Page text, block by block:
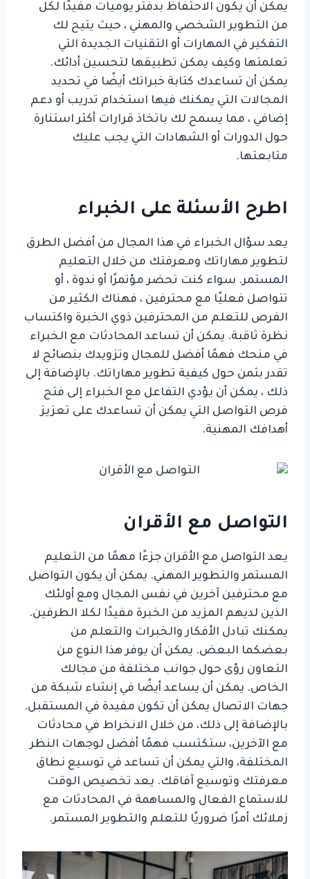
يمكن أن يكون الاحتفاظ بدفتر يوميات مفيدًا لكل
من التطوير الشخصي والمهني ، حيث يتيح لك
التفكير في المهارات أو التقنيات الجديدة التي
تعلمتها وكيف يمكن تطبيقها لتحسين أدائك.
يمكن أن تساعدك كتابة خبراتك أيضًا في تحديد
المجالات التي يمكنك فيها استخدام تدريب أو دعم
إضافي ، مما يسمح لك باتخاذ قرارات أكثر استنارة
حول الدورات أو الشهادات التي يجب عليك
متابعتها.
اطرح الأسئلة على الخبراء
يعد سؤال الخبراء في هذا المجال من أفضل الطرق
لتطوير مهاراتك ومعرفتك من خلال التعليم
المستمر. سواء كنت تحضر مؤتمرًا أو ندوة ، أو
تتواصل فعليًا مع محترفين ، فهناك الكثير من
الفرص للتعلم من المحترفين ذوي الخبرة واكتساب
نظرة ثاقبة. يمكن أن تساعد المحادثات مع الخبراء
في منحك فهمًا أفضل للمجال وتزويدك بنصائح لا
تقدر بثمن حول كيفية تطوير مهاراتك. بالإضافة إلى
ذلك ، يمكن أن يؤدي التفاعل مع الخبراء إلى فتح
فرص التواصل التي يمكن أن تساعدك على تعزيز
أهدافك المهنية.
التواصل مع الأقران
يعد التواصل مع الأقران جزءًا مهمًا من التعليم
المستمر والتطوير المهني. يمكن أن يكون التواصل
مع محترفين آخرين في نفس المجال ومع أولئك
الذين لديهم المزيد من الخبرة مفيدًا لكلا الطرفين.
يمكنك تبادل الأفكار والخبرات والتعلم من
بعضكما البعض. يمكن أن يوفر هذا النوع من
التعاون رؤى حول جوانب مختلفة من مجالك
الخاص. يمكن أن يساعد أيضًا في إنشاء شبكة من
جهات الاتصال يمكن أن تكون مفيدة في المستقبل.
بالإضافة إلى ذلك، من خلال الانخراط في محادثات
مع الآخرين، ستكتسب فهمًا أفضل لوجهات النظر
المختلفة، والتي يمكن أن تساعد في توسيع نطاق
معرفتك وتوسيع آفاقك. يعد تخصيص الوقت
للاستماع الفعال والمساهمة في المحادثات مع
زملائك أمرًا ضروريًا للتعلم والتطوير المستمر.